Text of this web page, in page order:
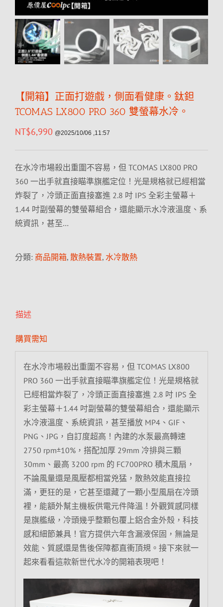
【開箱】正面打遊戲，側面看健康。鈦鉭
TCOMAS LX800 PRO 360 雙螢幕水冷。
NT$6,990 @2025/10/06 ,11:57
在水冷市場殺出重圍不容易，但 TCOMAS LX800 PRO
360 一出手就直接瞄準旗艦定位！光是規格就已經相當
炸裂了，冷頭正面直接塞進 2.8 吋 IPS 全彩主螢幕＋
1.44 吋副螢幕的雙螢幕組合，還能顯示水冷液溫度、系
統資訊，甚至…
分類: 商品開箱, 散熱裝置, 水冷散熱
描述
購買需知
在水冷市場殺出重圍不容易，但 TCOMAS LX800
PRO 360 一出手就直接瞄準旗艦定位！光是規格就
已經相當炸裂了，冷頭正面直接塞進 2.8 吋 IPS 全
彩主螢幕＋1.44 吋副螢幕的雙螢幕組合，還能顯示
水冷液溫度、系統資訊，甚至播放 MP4、GIF、
PNG、JPG，自訂度超高！內建的水泵最高轉速
2750 rpm±10%，搭配加厚 29mm 冷排與三顆
30mm、最高 3200 rpm 的 FC700PRO 積木風扇，
不論風量還是風壓都相當兇猛，散熱效能直接拉
滿，更狂的是，它甚至還藏了一顆小型風扇在冷頭
裡，能額外幫主機板供電元件降溫！外觀質感同樣
是旗艦級，冷頭幾乎整顆包覆上鋁合金外殼，科技
感和細節兼具！官方提供六年含漏液保固，無論是
效能、質感還是售後保障都直衝頂規。接下來就一
起來看看這款新世代水冷的開箱表現吧！